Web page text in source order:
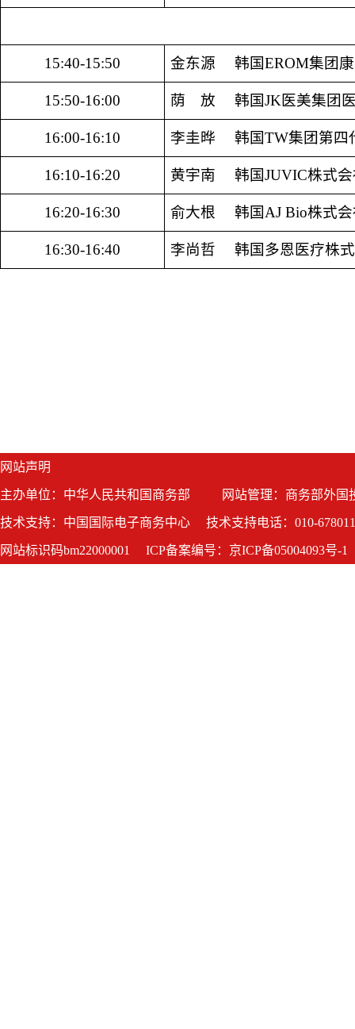
15:40-15:50 金东源 韩国EROM集团
15:50-16:00 荫 放 韩国JK医美集团
16:00-16:10 李圭晔 韩国TW集团第四
16:10-16:20 黄宇南 韩国JUVIC株式
16:20-16:30 俞大根 韩国AJ Bio株式
16:30-16:40 李尚哲 韩国多恩医疗株
网站声明
主办单位：中华人民共和国商务部 网站管理：商务部外国
技术支持：中国国际电子商务中心 技术支持电话：010-
网站标识码bm22000001 ICP备案编号：京ICP备05004093号-1